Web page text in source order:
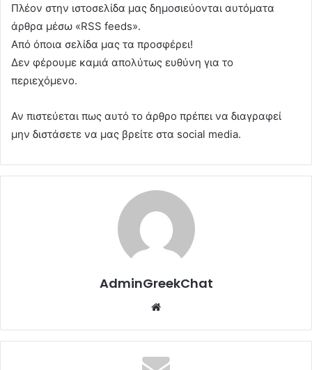
Πλέον στην ιστοσελίδα μας δημοσιεύονται αυτόματα
άρθρα μέσω «RSS feeds».
Από όποια σελίδα μας τα προσφέρει!
Δεν φέρουμε καμιά απολύτως ευθύνη για το
περιεχόμενο.
Αν πιστεύεται πως αυτό το άρθρο πρέπει να διαγραφεί
μην διστάσετε να μας βρείτε στα social media.
AdminGreekChat